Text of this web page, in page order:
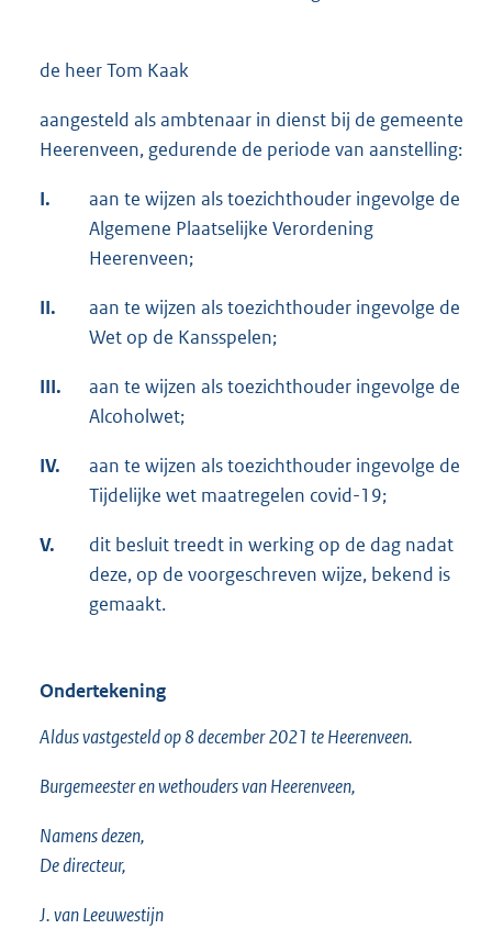
de heer Tom Kaak
aangesteld als ambtenaar in dienst bij de gemeente
Heerenveen, gedurende de periode van aanstelling:
I.
aan te wijzen als toezichthouder ingevolge de
Algemene Plaatselijke Verordening
Heerenveen;
II.
aan te wijzen als toezichthouder ingevolge de
Wet op de Kansspelen;
III.
aan te wijzen als toezichthouder ingevolge de
Alcoholwet;
IV.
aan te wijzen als toezichthouder ingevolge de
Tijdelijke wet maatregelen covid-19;
V.
dit besluit treedt in werking op de dag nadat
deze, op de voorgeschreven wijze, bekend is
gemaakt.
Ondertekening
Aldus vastgesteld op 8 december 2021 te Heerenveen.
Burgemeester en wethouders van Heerenveen,
Namens dezen,
De directeur,
J. van Leeuwestijn